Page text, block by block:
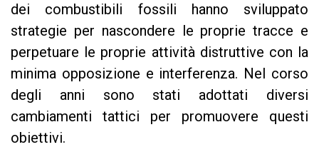
dei combustibili fossili hanno sviluppato
strategie per nascondere le proprie tracce e
perpetuare le proprie attività distruttive con la
minima opposizione e interferenza. Nel corso
degli anni sono stati adottati diversi
cambiamenti tattici per promuovere questi
obiettivi.